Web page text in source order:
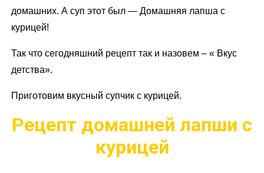
домашних. А суп этот был — Домашняя лапша с
курицей!
Так что сегодняшний рецепт так и назовем – « Вкус
детства».
Приготовим вкусный супчик с курицей.
Рецепт домашней лапши с
курицей